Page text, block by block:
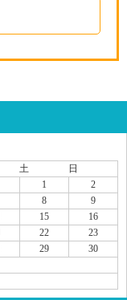
土 日
1
2
8
9
15
16
22
23
29
30